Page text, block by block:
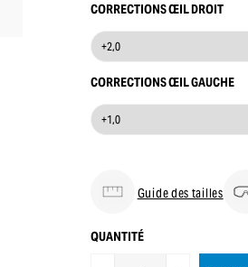
CORRECTIONS ŒIL DROIT
CORRECTIONS ŒIL GAUCHE
Guide des tailles
QUANTITÉ